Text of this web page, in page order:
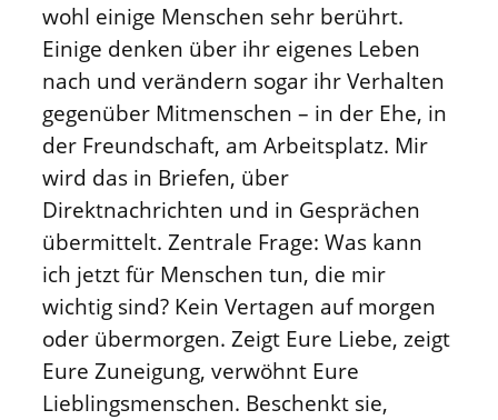
wohl einige Menschen sehr berührt.
Einige denken über ihr eigenes Leben
nach und verändern sogar ihr Verhalten
gegenüber Mitmenschen – in der Ehe, in
der Freundschaft, am Arbeitsplatz. Mir
wird das in Briefen, über
Direktnachrichten und in Gesprächen
übermittelt. Zentrale Frage: Was kann
ich jetzt für Menschen tun, die mir
wichtig sind? Kein Vertagen auf morgen
oder übermorgen. Zeigt Eure Liebe, zeigt
Eure Zuneigung, verwöhnt Eure
Lieblingsmenschen. Beschenkt sie,